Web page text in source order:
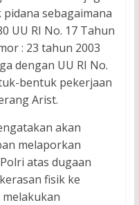
sebagaimana
UU RI No. 17 Tahun
: 23 tahun 2003
dengan UU RI No.
bentuk pekerjaan
Arist.
akan
melaporkan
atas dugaan
fisik ke